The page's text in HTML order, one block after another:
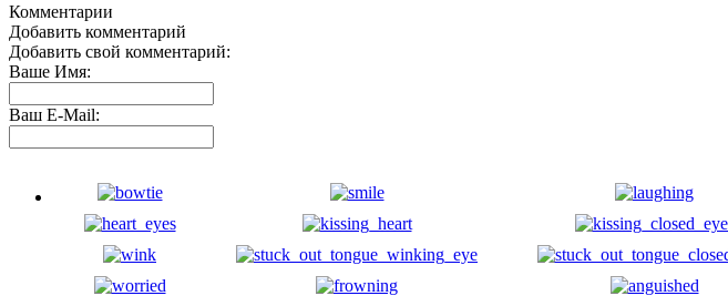
Комментарии
Добавить комментарий
Добавить свой комментарий:
Ваше Имя:
Ваш E-Mail: